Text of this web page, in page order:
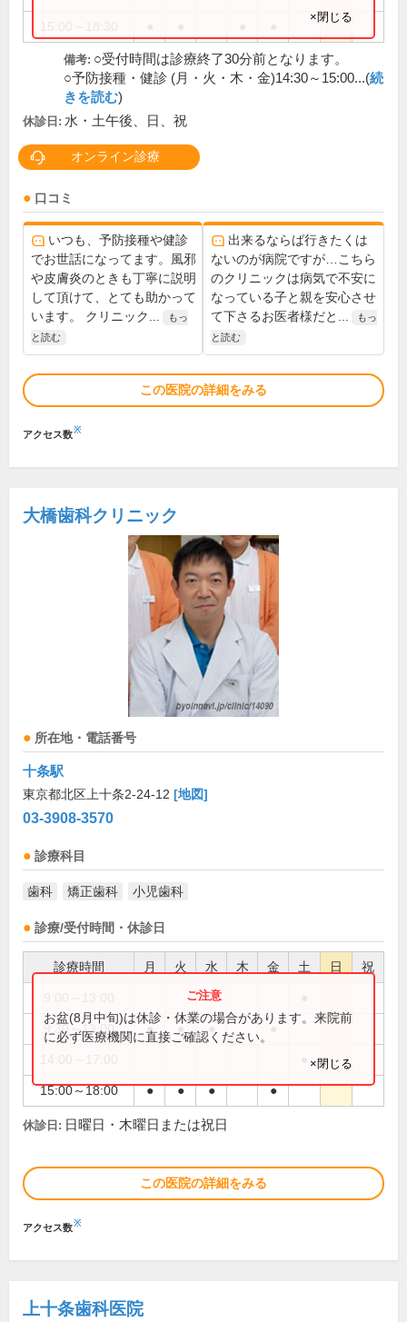
×閉じる
備考: ○受付時間は診療終了30分前となります。
○予防接種・健診 (月・火・木・金)14:30～15:00...(続
きを読む)
休診日: 水・土午後、日、祝
オンライン診療
口コミ
いつも、予防接種や健診
でお世話になってます。風邪
や皮膚炎のときも丁寧に説明
して頂けて、とても助かって
います。 クリニック...
もっ
と読む
出来るならば行きたくは
ないのが病院ですが…こちら
のクリニックは病気で不安に
なっている子と親を安心させ
て下さるお医者様だと...
もっ
と読む
この医院の詳細をみる
アクセス数※
大橋歯科クリニック
所在地・電話番号
十条駅
東京都北区上十条2-24-12 [地図]
03-3908-3570
診療科目
歯科 矯正歯科 小児歯科
診療/受付時間・休診日
診療時間 月 火 水 木 金 土 日 祝
9:30～13:00 ● ● ● ●
15:00～18:00 ● ● ● ●
お盆(8月中旬)は休診・休業の場合があります。来院前
に必ず医療機関に直接ご確認ください。
×閉じる
休診日: 日曜日・木曜日または祝日
この医院の詳細をみる
アクセス数※
上十条歯科医院